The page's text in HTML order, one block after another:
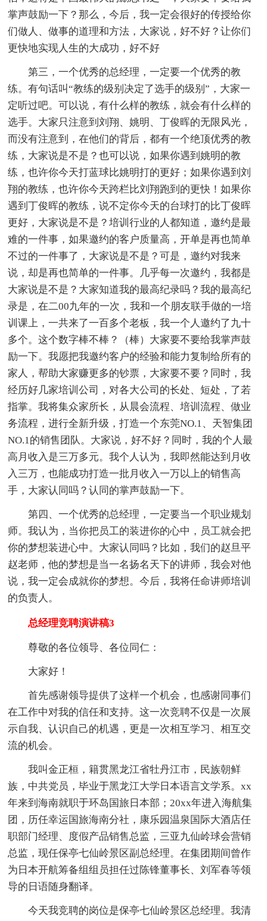
掌声鼓励一下？那么，今后，我一定会很好的传授给你
们做人、做事的道理和方法，大家说，好不好？让你们
更快地实现人生的大成功，好不好
第三，一个优秀的总经理，一定要一个优秀的教
练。有句话叫“教练的级别决定了选手的级别”，大家一
定听过吧。可以说，有什么样的教练，就会有什么样的
选手。大家只注意到刘翔、姚明、丁俊晖的无限风光，
而没有注意到，在他们的背后，都有一个绝顶优秀的教
练，大家说是不是？也可以说，如果你遇到姚明的教
练，也许你今天打蓝球比姚明打的更好；如果你遇到刘
翔的教练，也许你今天跨栏比刘翔跑到的更快！如果你
遇到丁俊晖的教练，说不定你今天的台球打的比丁俊晖
更好，大家说是不是？培训行业的人都知道，邀约是最
难的一件事，如果邀约的客户质量高，开单是再也简单
不过的一件事了，大家说是不是？可是，邀约对我来
说，却是再也简单的一件事。几乎每一次邀约，我都是
大家说是不是？大家知道我的最高纪录吗？我的最高纪
录是，在二00九年的一次，我和一个朋友联手做的一培
训课上，一共来了一百多个老板，我一个人邀约了九十
多个。这个数字棒不棒？（棒）大家要不要给我掌声鼓
励一下。我愿把我邀约客户的经验和能力复制给所有的
家人，帮助大家赚更多的钞票，大家要不要？同时，我
经历好几家培训公司，对各大公司的长处、短处，了若
指掌。我将集众家所长，从晨会流程、培训流程、做业
务流程，进行全新升级，打造一个东莞NO.1、天智集团
NO.1的销售团队。大家说，好不好？同时，我的个人最
高月收入是三万多元。我个人认为，我即然能达到月收
入三万，也能成功打造一批月收入一万以上的销售高
手，大家认同吗？认同的掌声鼓励一下。
第四、一个优秀的总经理，一定要当一个职业规划
师。我认为，当你把员工的装进你的心中，员工就会把
你的梦想装进心中。大家认同吗？比如，我们的赵旦平
赵老师，他的梦想是当一名扬名天下的讲师，我会对他
说，我一定会成就你的梦想。今后，我将任命讲师培训
的负责人。
总经理竞聘演讲稿3
尊敬的各位领导、各位同仁：
大家好！
首先感谢领导提供了这样一个机会，也感谢同事们
在工作中对我的信任和支持。这一次竞聘不仅是一次展
示自我、认识自己的机遇，更是一次相互学习、相互交
流的机会。
我叫金正桓，籍贯黑龙江省牡丹江市，民族朝鲜
族，中共党员，毕业于黑龙江大学日本语言文学系。xx
年来到海南就职于环岛国旅日本部；20xx年进入海航集
团，历任幸运国旅海南分社，康乐园温泉国际大酒店任
职部门经理、度假产品销售总监，三亚九仙岭球会营销
总监，现任保亭七仙岭景区副总经理。在集团期间曾作
为日本开航筹备组组员担任过陈锋董事长、刘军春等领
导的日语随身翻译。
今天我竞聘的岗位是保亭七仙岭景区总经理。我清